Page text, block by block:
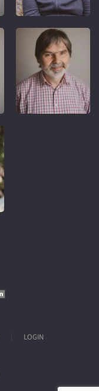
REFERENT
LOGIN